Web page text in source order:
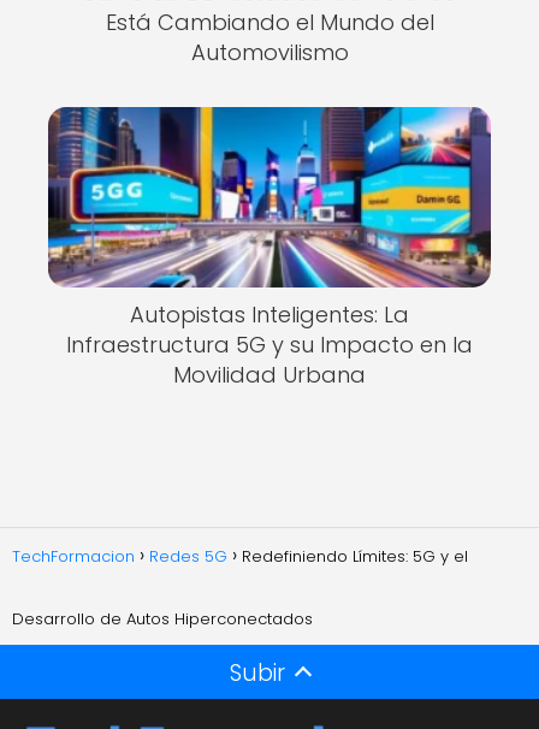
Está Cambiando el Mundo del
Automovilismo
Autopistas Inteligentes: La
Infraestructura 5G y su Impacto en la
Movilidad Urbana
TechFormacion Redes 5G Redefiniendo Límites: 5G y el
Desarrollo de Autos Hiperconectados
Subir